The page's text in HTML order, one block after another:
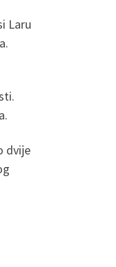
Laru
dvije